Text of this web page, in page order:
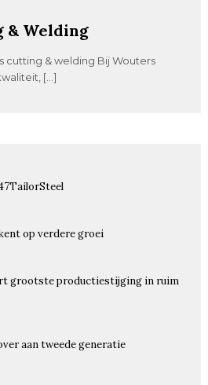
& Welding
cutting & welding Bij Wouters
[…]
op verdere groei
grootste productiestijging in ruim
aan tweede generatie